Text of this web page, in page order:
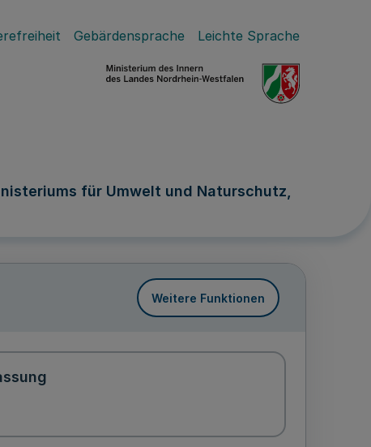
Gebärdensprache Leichte Sprache
für Umwelt und Naturschutz,
Weitere Funktionen